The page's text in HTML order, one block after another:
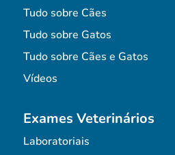
Tudo sobre Cães
Tudo sobre Gatos
Tudo sobre Cães e Gatos
Vídeos
Exames Veterinários
Laboratoriais